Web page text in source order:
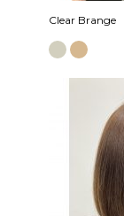
Clear Brange